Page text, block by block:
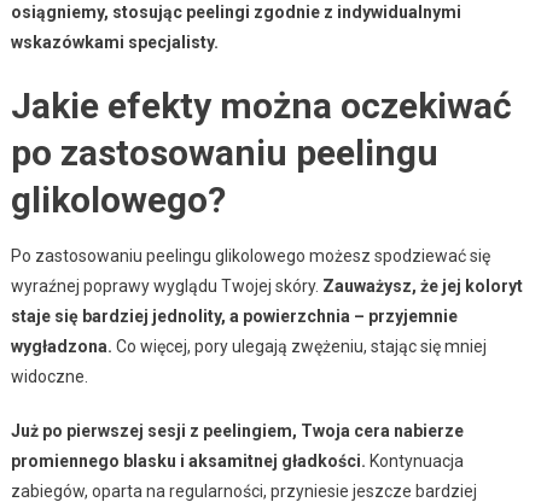
osiągniemy, stosując peelingi zgodnie z indywidualnymi
wskazówkami specjalisty.
Jakie efekty można oczekiwać
po zastosowaniu peelingu
glikolowego?
Po zastosowaniu peelingu glikolowego możesz spodziewać się
wyraźnej poprawy wyglądu Twojej skóry. Zauważysz, że jej koloryt
staje się bardziej jednolity, a powierzchnia – przyjemnie
wygładzona. Co więcej, pory ulegają zwężeniu, stając się mniej
widoczne.
Już po pierwszej sesji z peelingiem, Twoja cera nabierze
promiennego blasku i aksamitnej gładkości. Kontynuacja
zabiegów, oparta na regularności, przyniesie jeszcze bardziej